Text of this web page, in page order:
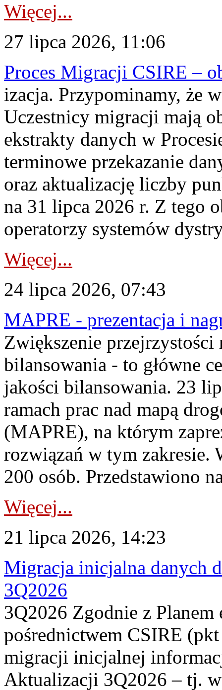
Więcej...
27 lipca 2026, 11:06
Proces Migracji CSIRE –
izacja. Przypominamy, że
Uczestnicy migracji mają
ekstrakty danych w
terminowe przekazanie
oraz aktualizację liczby
na 31 lipca 2026 r. Z tego
operatorzy systemów
Więcej...
24 lipca 2026, 07:43
MAPRE - prezentacja i
Zwiększenie
bilansowania - to główne
jakości bilansowania. 23
ramach prac nad mapą
(MAPRE), na którym
rozwiązań w tym zakresie.
200 osób. Przedstawiono
Więcej...
21 lipca 2026, 14:23
Migracja inicjalna danych
3Q2026
3Q2026 Zgodnie z
pośrednictwem CSIRE
migracji inicjalnej
Aktualizacji 3Q2026 – tj.